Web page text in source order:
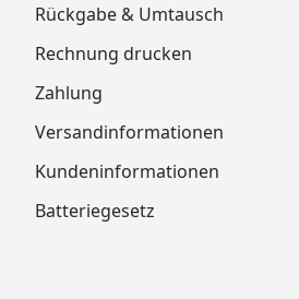
Rückgabe & Umtausch
Rechnung drucken
Zahlung
Versandinformationen
Kundeninformationen
Batteriegesetz